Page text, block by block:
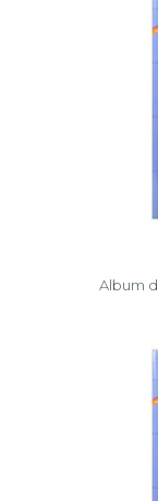
Album